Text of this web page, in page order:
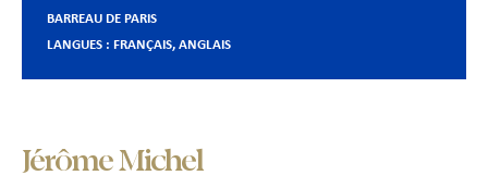
BARREAU DE PARIS
LANGUES : FRANÇAIS, ANGLAIS
Jérôme Michel